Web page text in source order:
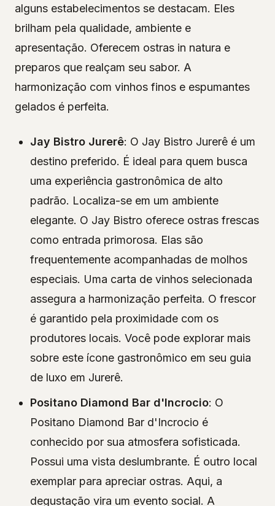
alguns estabelecimentos se destacam. Eles
brilham pela qualidade, ambiente e
apresentação. Oferecem ostras in natura e
preparos que realçam seu sabor. A
harmonização com vinhos finos e espumantes
gelados é perfeita.
Jay Bistro Jurerê: O Jay Bistro Jurerê é um
destino preferido. É ideal para quem busca
uma experiência gastronômica de alto
padrão. Localiza-se em um ambiente
elegante. O Jay Bistro oferece ostras frescas
como entrada primorosa. Elas são
frequentemente acompanhadas de molhos
especiais. Uma carta de vinhos selecionada
assegura a harmonização perfeita. O frescor
é garantido pela proximidade com os
produtores locais. Você pode explorar mais
sobre este ícone gastronômico em seu guia
de luxo em Jurerê.
Positano Diamond Bar d'Incrocio: O
Positano Diamond Bar d'Incrocio é
conhecido por sua atmosfera sofisticada.
Possui uma vista deslumbrante. É outro local
exemplar para apreciar ostras. Aqui, a
degustação vira um evento social. A